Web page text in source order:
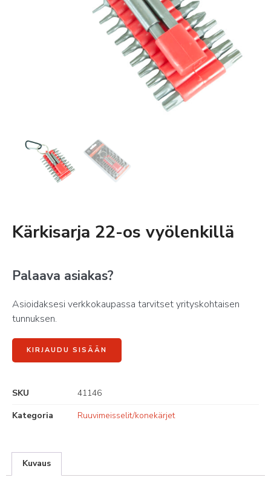
Kärkisarja 22-os vyölenkillä
Palaava asiakas?
Asioidaksesi verkkokaupassa tarvitset yrityskohtaisen
tunnuksen.
KIRJAUDU SISÄÄN
SKU
41146
Kategoria
Ruuvimeisselit/konekärjet
Kuvaus